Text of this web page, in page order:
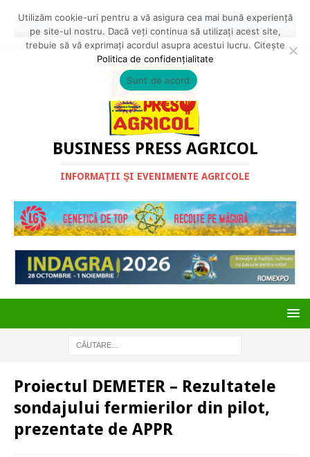
BUSINESS PRESS AGRICOL
INFORMAŢII ŞI EVENIMENTE AGRICOLE
Proiectul DEMETER – Rezultatele
sondajului fermierilor din pilot,
prezentate de APPR
Utilizăm cookie-uri pentru a vă asigura cea mai bună experiență
pe site-ul nostru. Dacă veți continua să utilizați acest site,
trebuie să vă exprimați acordul asupra acestui lucru. Citește
Politica de confidențialitate
Sunt de acord